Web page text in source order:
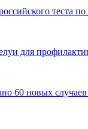
теста
для
60 новых